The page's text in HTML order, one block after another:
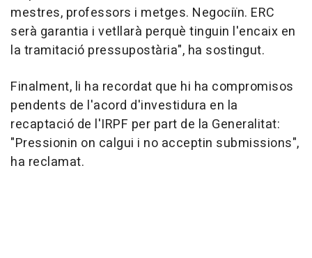
mestres, professors i metges. Negociïn. ERC
serà garantia i vetllarà perquè tinguin l'encaix en
la tramitació pressupostària", ha sostingut.
Finalment, li ha recordat que hi ha compromisos
pendents de l'acord d'investidura en la
recaptació de l'IRPF per part de la Generalitat:
"Pressionin on calgui i no acceptin submissions",
ha reclamat.